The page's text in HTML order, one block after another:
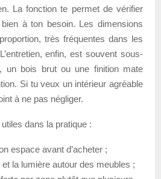
La fonction te permet de vérifier
à ton besoin. Les dimensions
très fréquentes dans les
enfin, est souvent sous-
un bois brut ou une finition mate
Si tu veux un intérieur agréable
à ne pas négliger.
dans la pratique :
espace avant d’acheter ;
et la lumière autour des meubles ;